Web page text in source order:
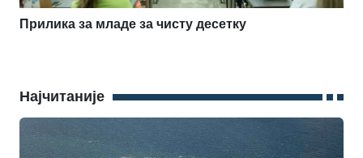
Прилика за младе за чисту десетку
Најчитаније